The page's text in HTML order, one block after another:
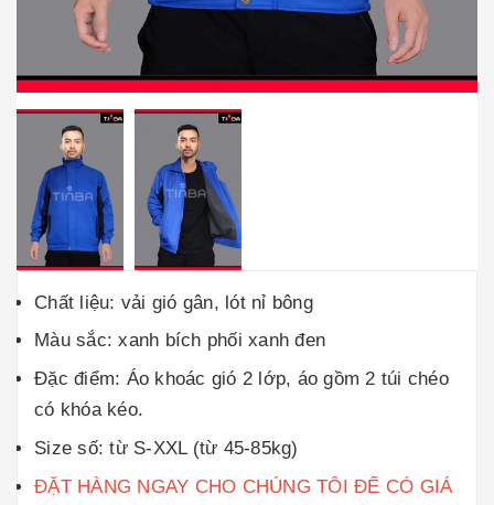
Chất liệu: vải gió gân, lót nỉ bông
Màu sắc: xanh bích phối xanh đen
Đặc điểm: Áo khoác gió 2 lớp, áo gồm 2 túi chéo
có khóa kéo.
Size số: từ S-XXL (từ 45-85kg)
ĐẶT HÀNG NGAY CHO CHÚNG TÔI ĐỂ CÓ GIÁ